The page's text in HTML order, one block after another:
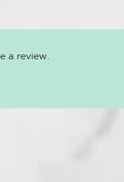
a review.